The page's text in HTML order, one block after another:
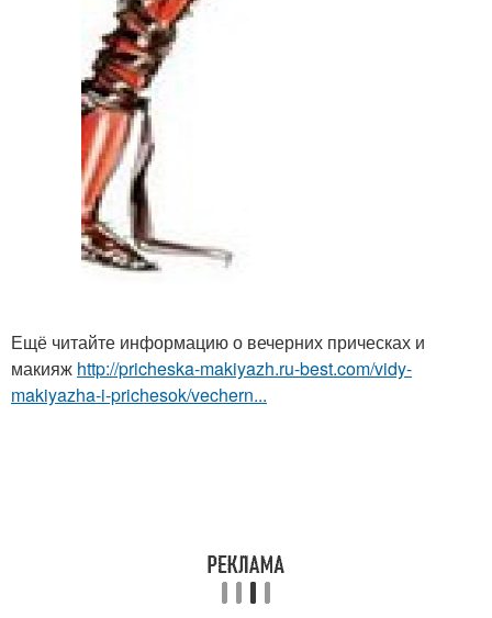
Ещё читайте информацию о вечерних прическах и
макияж http://pricheska-makiyazh.ru-best.com/vidy-
makiyazha-i-prichesok/vechern...